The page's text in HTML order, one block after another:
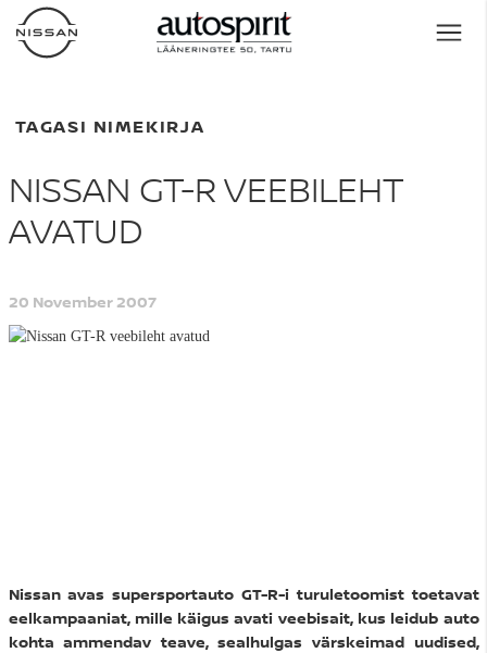
TAGASI NIMEKIRJA
NISSAN GT-R VEEBILEHT
AVATUD
20 November 2007
Nissan avas supersportauto GT-R-i turuletoomist toetavat
eelkampaaniat, mille käigus avati veebisait, kus leidub auto
kohta ammendav teave, sealhulgas värskeimad uudised,